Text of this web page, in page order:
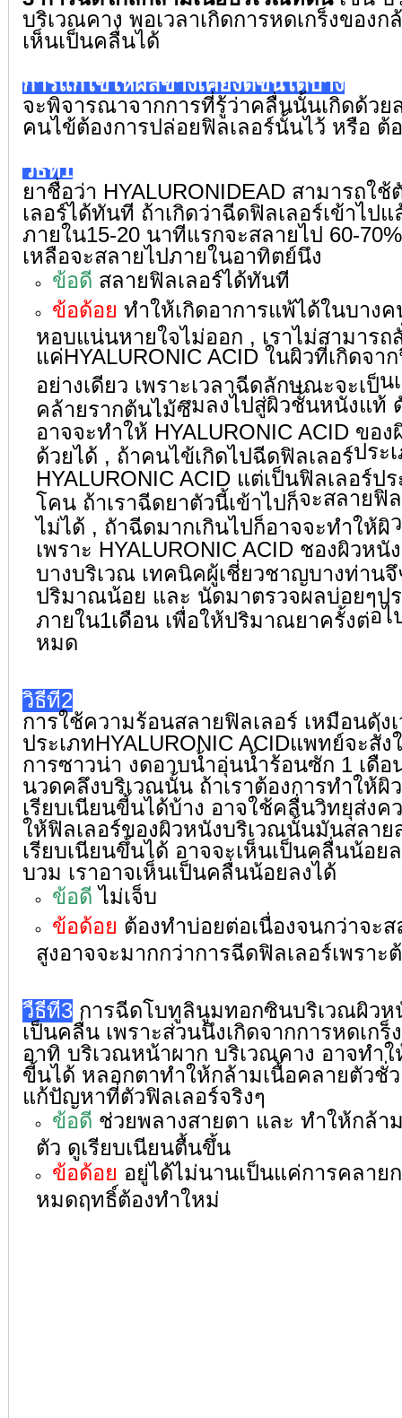
บริเวณคาง พอเวลาเกิดการหดเกร็งของกล้
เห็นเป็นคลื่นได้
การแก้ไขให้ผลข้างเคียงดีขึ้นได้บ้าง
จะพิจารณาจากการที่รู้ว่าคลื่นนั้นเกิดด้วย
คนไข้ต้องการปล่อยฟิลเลอร์นั้นไว้ หรือ ต้
วิธีที่1
ยาชื่อว่า HYALURONIDEAD สามารถใ
เลอร์ได้ทันที ถ้าเกิดว่าฉีดฟิลเลอร์เข้าไปแ
ภายใน15-20 นาทีแรกจะสลายไป 60-
เหลือจะสลายไปภายในอาทิตย์นึง
ข้อดี สลายฟิลเลอร์ได้ทันที
ข้อด้อย ทำให้เกิดอาการแพ้ได้ในบาง
หอบแน่นหายใจไม่ออก , เราไม่สามารถ
แค่HYALURONIC ACID ในผิวที่เกิดจา
อย่างเดียว เพราะเวลาฉีดลักษณะจะเป็ น
คล้ายรากต้นไม้ซึมลงไปสู่ผิวชั้นหนังแท้
อาจจะทำให้ HYALURONIC ACID ของ
ด้วยได้ , ถ้าคนไข้เกิดไปฉีดฟิลเลอร์ประ
HYALURONIC ACID แต่เป็นฟิลเลอร์ป
โคน ถ้าเราฉีดยาตัวนี้เข้าไปก็จะสลายฟิ
ไม่ได้ , ถัาฉีดมากเกินไปก็อาจจะทำให้ผิ
เพราะ HYALURONIC ACID ชองผิวหนั
บางบริเวณ เทคนิคผู้เชี่ยวชาญบางท่านจึ
ปริมาณน้อย และ นัดมาตรวจผลบ่อยๆป
ภายใน1เดือน เพื่อให้ปริมาณยาครั้งต่อไ
หมด
วิธีที่2
การใช้ความร้อนสลายฟิลเลอร์ เหมือนดัง
ประเภทHYALURONIC ACIDแพทย์จะสั่ง
การซาวน่า งดอาบน้ำอุ่นน้ำร้อนซัก 1 เดื
นวดคลึงบริเวณนั้น ถ้าเราต้องการทำให้ผิ
เรียบเนียนขี้นได้บ้าง อาจใช้คลื่นวิทยุส่งค
ให้ฟิลเลอร์ของผิวหนังบริเวณนั้นมันสลาย
เรียบเนียนขึ้นได้ อาจจะเห็นเป็นคลื่นน้อย
บวม เราอาจเห็นเป็นคลื่นน้อยลงได้
ข้อดี ไม่เจ็บ
ข้อด้อย ต้องทำบ่อยต่อเนื่องจนกว่าจะ
สูงอาจจะมากกว่าการฉีดฟิลเลอร์เพราะ
วืธีที่3 การฉีดโบทูลินูมทอกซินบริเวณผิวห
เป็นคลื่น เพราะส่วนนึงเกิดจากการหดเกร็
อาทิ บริเวณหน้าผาก บริเวณคาง อาจทำ
ขี้นได้ หลอกตาทำให้กล้ามเนื้อคลายตัวชั
แก้ปัญหาที่ตัวฟิ ลเลอร์จริงๆ
ข้อดี ช่วยพลางสายตา และ ทำให้กล้า
ตัว ดูเรียบเนียนตื้นขึ้น
ข้อด้อย อยู่ได้ไม่นานเป็นแค่การคลาย
หมดฤทธิ์ต้องทำใหม่